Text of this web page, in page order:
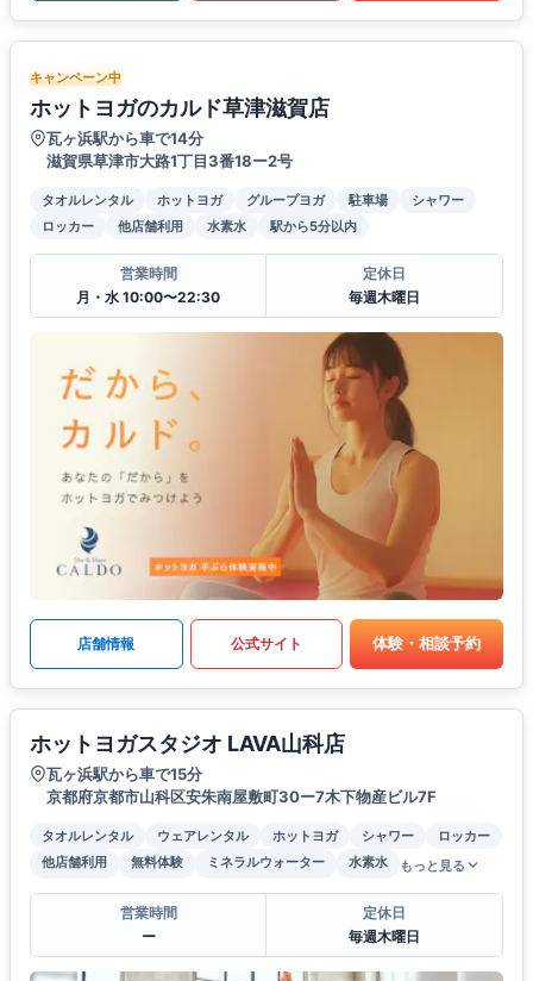
キャンペーン中
ホットヨガのカルド草津滋賀店
瓦ヶ浜駅から車で14分
滋賀県草津市大路1丁目3番18ー2号
タオルレンタル ホットヨガ グループヨガ 駐車場
シャワー
ロッカー
他店舗利用 水素水 駅から5分以内
営業時間
月・水 10:00〜22:30
定休日
毎週木曜日
店舗情報 公式サイト 体験・相談予約
ホットヨガスタジオ LAVA山科店
瓦ヶ浜駅から車で15分
京都府京都市山科区安朱南屋敷町30ー7木下物産ビル7F
タオルレンタル ウェアレンタル ホットヨガ シャワー
ロッカー
他店舗利用
無料体験 ミネラルウォーター 水素水 もっと見る
営業時間
ー
定休日
毎週木曜日